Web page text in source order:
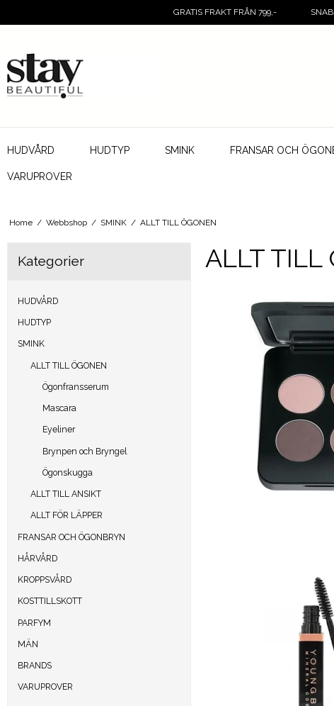
GRATIS FRAKT FRÅN 799,-
HUDVÅRD HUDTYP SMINK FRANSAR OCH
VARUPROVER
Home / Webbshop / SMINK / ALLT TILL ÖGONEN
Kategorier
HUDVÅRD
HUDTYP
SMINK
ALLT TILL ÖGONEN
Ögonfransserum
Mascara
Eyeliner
Brynpen och Bryngel
Ögonskugga
ALLT TILL ANSIKT
ALLT FÖR LÄPPER
FRANSAR OCH ÖGONBRYN
HÅRVÅRD
KROPPSVÅRD
KOSTTILLSKOTT
PARFYM
MÄN
BRANDS
VARUPROVER
ALLT TILL